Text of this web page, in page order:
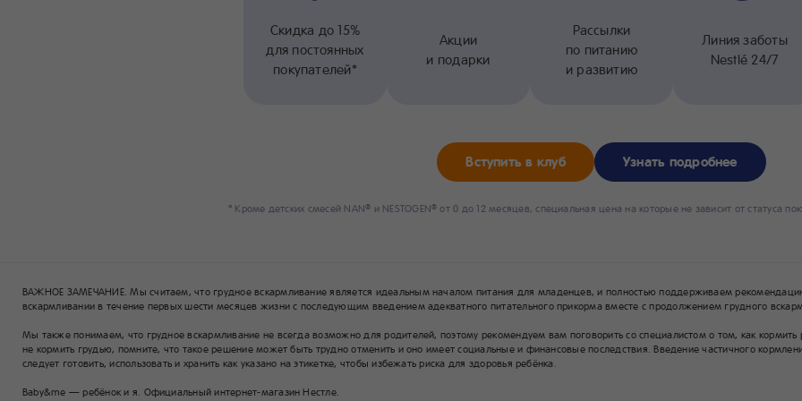
Скидка до 15%
для постоянных
покупателей*
Акции
и подарки
Рассылки
по питанию
и развитию
Линия заботы
Nestlé 24/7
Вступить в клуб Узнать подробнее
* Кроме детских смесей NAN® и NESTOGEN® от 0 до 12 месяцев, специальная цена на которые не зависит от статуса
ВАЖНОЕ ЗАМЕЧАНИЕ. Мы считаем, что грудное вскармливание является идеальным началом питания для младенцев, и полностью поддерживаем
вскармливании в течение первых шести месяцев жизни с последующим введением адекватного питательного прикорма вместе с продолжением грудного
Мы также понимаем, что грудное вскармливание не всегда возможно для родителей, поэтому рекомендуем вам поговорить со специалистом о том, как
не кормить грудью, помните, что такое решение может быть трудно отменить и оно имеет социальные и финансовые последствия. Введение частичного
следует готовить, использовать и хранить как указано на этикетке, чтобы избежать риска для здоровья ребёнка.
Baby&me — ребёнок и я. Официальный интернет-магазин Нестле.